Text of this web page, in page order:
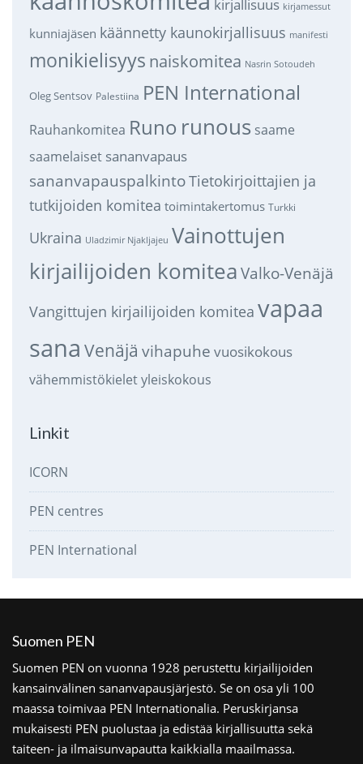
kirjallisuus kirjamessut
kunniajäsen käännetty kaunokirjallisuus manifesti
monikielisyys naiskomitea Nasrin Sotoudeh
Oleg Sentsov Palestiina PEN International
Rauhankomitea Runo runous saame
saamelaiset sananvapaus
sananvapauspalkintoTietokirjoittajien ja
tutkijoiden komitea toimintakertomus Turkki
Ukraina Uladzimir Njakljajeu Vainottujen
kirjailijoiden komitea Valko-Venäjä
Vangittujen kirjailijoiden komitea vapaa
sana Venäjä vihapuhe vuosikokous
vähemmistökieletyleiskokous
Linkit
ICORN
PEN centres
PEN International
Suomen PEN
Suomen PEN on vuonna 1928 perustettu kirjailijoiden
kansainvälinen sananvapausjärjestö. Se on osa yli 100
maassa toimivaa PEN Internationalia. Peruskirjansa
mukaisesti PEN puolustaa ja edistää kirjallisuutta sekä
taiteen- ja ilmaisunvapautta kaikkialla maailmassa.